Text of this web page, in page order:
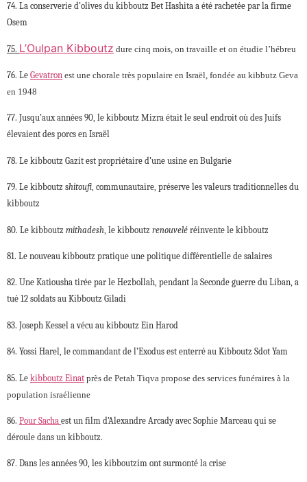
74. La conserverie d’olives du kibboutz Bet Hashita a été rachetée par la firme
Osem
75. L’Oulpan Kibboutz dure cinq mois, on travaille et on étudie l’hébreu
76. Le Gevatron est une chorale très populaire en Israël, fondée au kibbutz Geva
en 1948
77. Jusqu’aux années 90, le kibboutz Mizra était le seul endroit où des Juifs
élevaient des porcs en Israël
78. Le kibboutz Gazit est propriétaire d’une usine en Bulgarie
79. Le kibboutz shitoufi, communautaire, préserve les valeurs traditionnelles du
kibboutz
80. Le kibboutz mithadesh , le kibboutz renouvelé réinvente le kibboutz
81. Le nouveau kibboutz pratique une politique différentielle de salaires
82. Une Katiousha tirée par le Hezbollah, pendant la Seconde guerre du Liban, a
tué 12 soldats au Kibboutz Giladi
83. Joseph Kessel a vécu au kibboutz Ein Harod
84. Yossi Harel, le commandant de l’Exodus est enterré au Kibboutz Sdot Yam
85. Le kibboutz Einat près de Petah Tiqva propose des services funéraires à la
population israélienne
86. Pour Sacha est un film d’Alexandre Arcady avec Sophie Marceau qui se
déroule dans un kibboutz.
87. Dans les années 90, les kibboutzim ont surmonté la crise